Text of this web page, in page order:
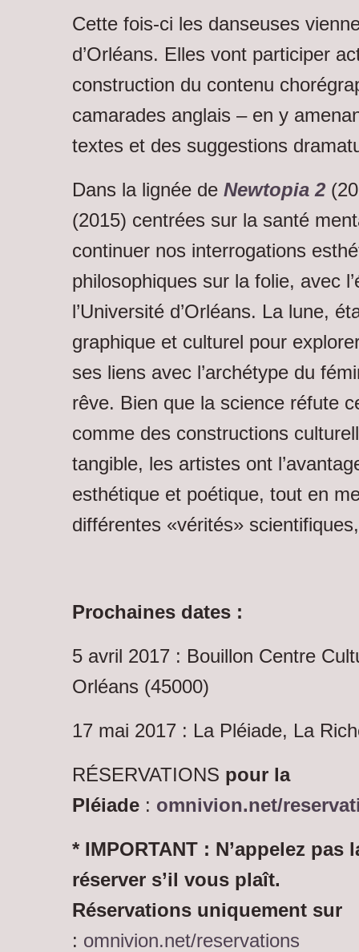
Cette fois-ci les danseuses
d’Orléans. Elles vont participer
construction du contenu
camarades anglais – en y
textes et des suggestions
Dans la lignée de Newtopia 2
(2015) centrées sur la santé
continuer nos interrogations
philosophiques sur la folie, avec
l’Université d’Orléans. La lune,
graphique et culturel pour
ses liens avec l’archétype du
rêve. Bien que la science réfute
comme des constructions
tangible, les artistes ont
esthétique et poétique, tout en
différentes «vérités»
Prochaines dates :
5 avril 2017 : Bouillon Centre
Orléans (45000)
17 mai 2017 : La Pléiade, La
RÉSERVATIONS pour la
Pléiade : omnivion.net/
* IMPORTANT : N’appelez pas
réserver s’il vous plaît.
Réservations uniquement sur
: omnivion.net/reservations